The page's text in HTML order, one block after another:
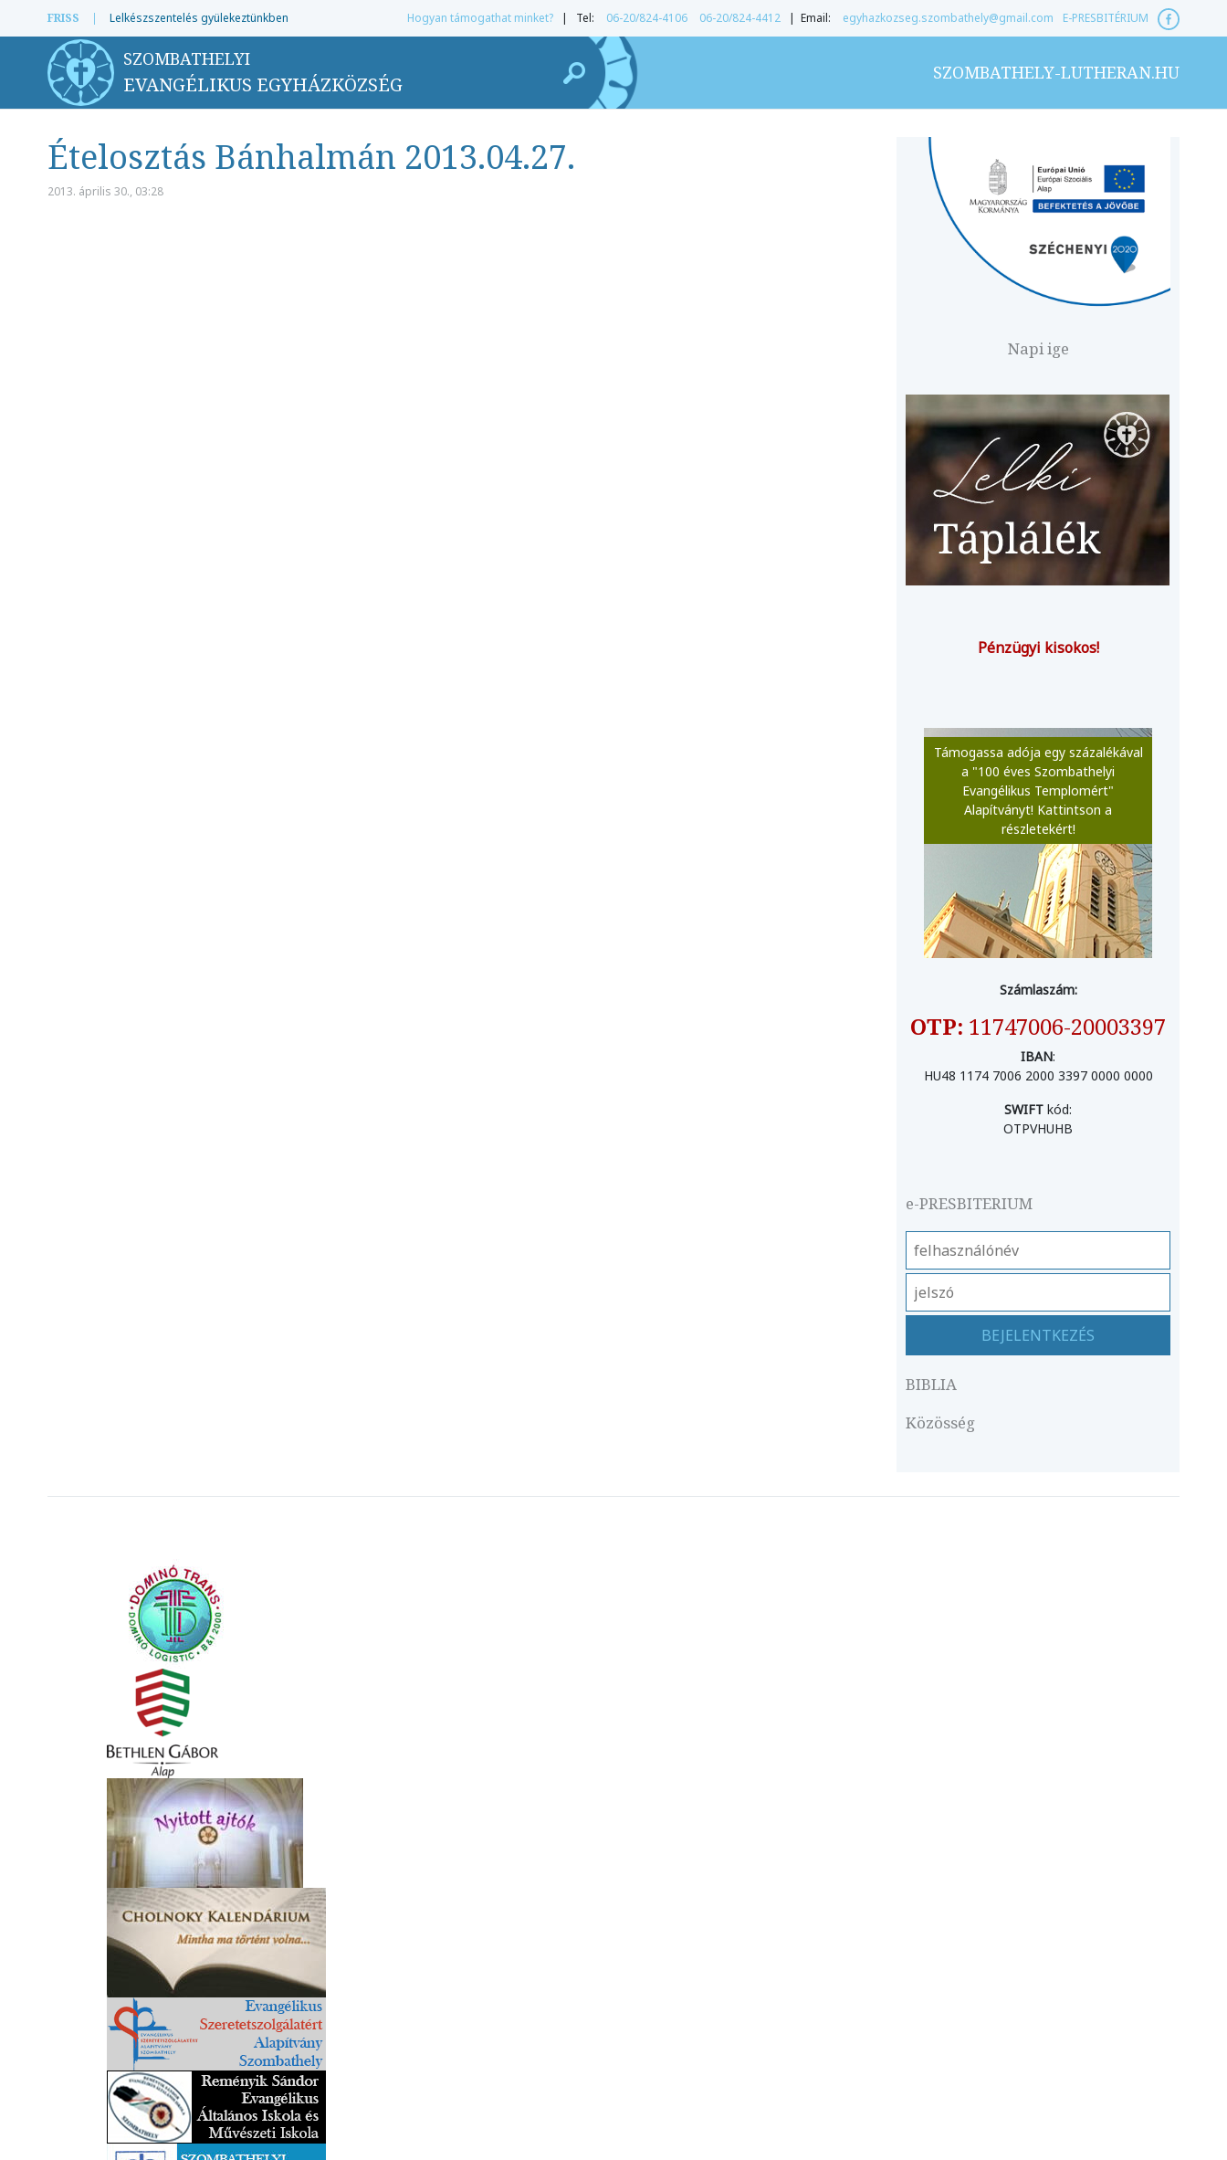
FRISS | Lelkészszentelés gyülekeztünkben Hogyan támogathat minket? | Tel: 06-20/824-4106 06-20/824-4412 | Email: egyhazkozseg.szombathely@gmail.com E-PRESBITÉRIUM
SZOMBATHELYI
EVANGÉLIKUS EGYHÁZKÖZSÉG SZOMBATHELY-LUTHERAN.HU
Ételosztás Bánhalmán 2013.04.27.
2013. április 30., 03:28
Napi ige
Pénzügyi kisokos!
Támogassa adója egy százalékával
a "100 éves Szombathelyi
Evangélikus Templomért"
Alapítványt! Kattintson a
részletekért!
Számlaszám:
OTP: 11747006-20003397
IBAN:
HU48 1174 7006 2000 3397 0000 0000
SWIFT kód:
OTPVHUHB
e-PRESBITERIUM
BIBLIA
Közösség